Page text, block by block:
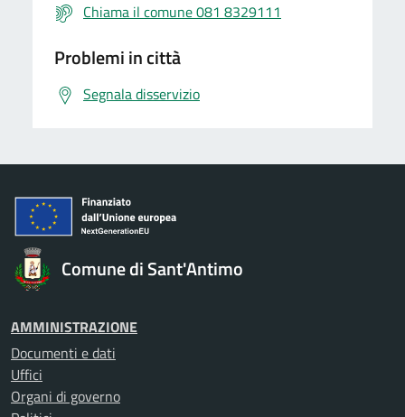
Chiama il comune 081 8329111
Problemi in città
Segnala disservizio
Comune di Sant'Antimo
AMMINISTRAZIONE
Documenti e dati
Uffici
Organi di governo